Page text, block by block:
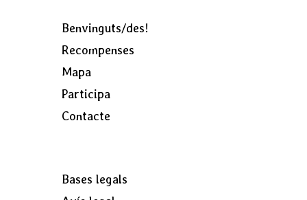
Benvinguts/des!
Recompenses
Mapa
Participa
Contacte
Bases legals